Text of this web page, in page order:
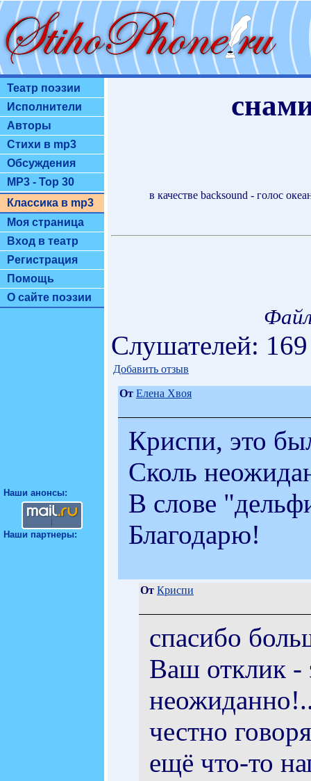
Театр поэзии
Исполнители
Авторы
Стихи в mp3
Обсуждения
MP3 - Top 30
Классика в mp3
Моя страница
Вход в театр
Регистрация
Помощь
О сайте поэзии
Наши анонсы:
Наши партнеры:
в качестве backsound - голос
Слушателей:
Добавить отзыв
От Елена Хвоя
Криспи, это
Сколь
В слове
Благодарю!
От Криспи
спасибо
Ваш отклик -
честно
ещё что-то